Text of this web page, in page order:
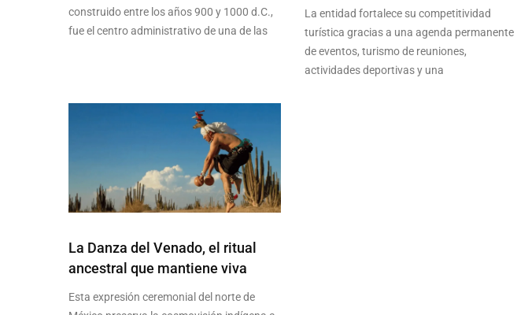
construido entre los años 900 y 1000 d.C.,
fue el centro administrativo de una de las
La entidad fortalece su competitividad
turística gracias a una agenda permanente
de eventos, turismo de reuniones,
actividades deportivas y una
La Danza del Venado, el ritual
ancestral que mantiene viva
Esta expresión ceremonial del norte de